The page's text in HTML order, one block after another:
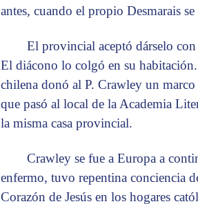
antes, cuando el propio Desmarais
El provincial aceptó dárselo
El diácono lo colgó en su
chilena donó al P. Crawley un
que pasó al local de la Academia
la misma casa provincial.
Crawley se fue a Europa a
enfermo, tuvo repentina conciencia
Corazón de Jesús en los hogares